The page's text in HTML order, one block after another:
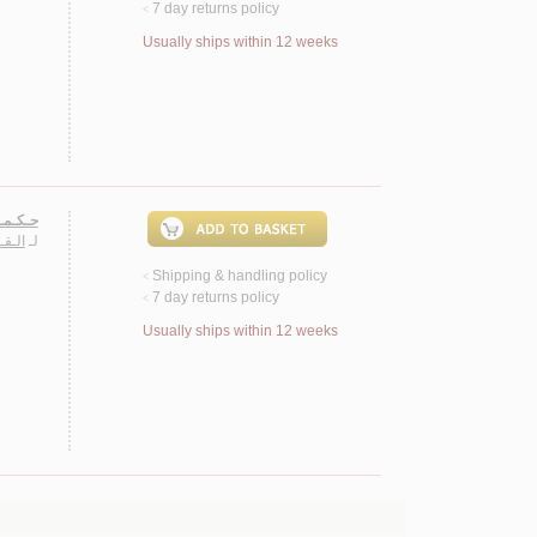
< 7 day returns policy
Usually ships within 12 weeks
لـ
< Shipping & handling policy
< 7 day returns policy
Usually ships within 12 weeks